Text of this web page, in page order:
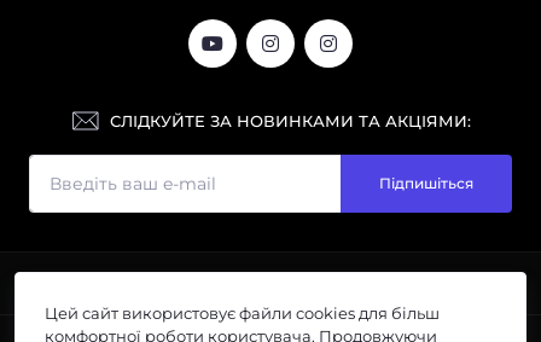
СЛІДКУЙТЕ ЗА НОВИНКАМИ ТА АКЦІЯМИ:
Підпишіться
Галерея
Цей сайт використовує файли cookies для більш
комфортної роботи користувача. Продовжуючи